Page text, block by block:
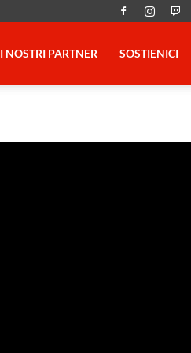
I NOSTRI PARTNER SOSTIENICI